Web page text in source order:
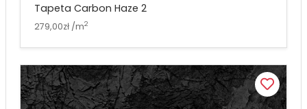
Tapeta Carbon Haze 2
279,00zł /m2